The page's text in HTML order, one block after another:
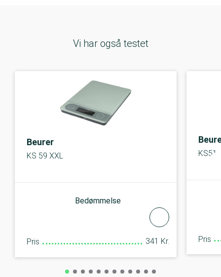
Vi har også testet
Beurer
KS 59 XXL
Bedømmelse
Pris 341 Kr.
KS51
Pris